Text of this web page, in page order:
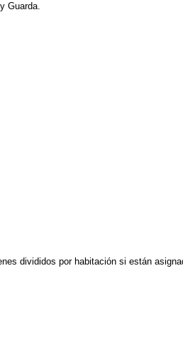
Guarda.
divididos por habitación si están